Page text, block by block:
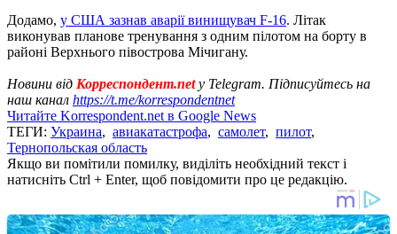
Додамо, у США зазнав аварії винищувач F-16. Літак
виконував планове тренування з одним пілотом на борту в
районі Верхнього півострова Мічигану.
Новини від Корреспондент.netу Telegram. Підписуйтесь на
наш канал https://t.me/korrespondentnet
Читайте Korrespondent.net в Google News
ТЕГИ: Украина, авиакатастрофа, самолет, пилот,
Тернопольская область
Якщо ви помітили помилку, виділіть необхідний текст і
натисніть Ctrl + Enter, щоб повідомити про це редакцію.